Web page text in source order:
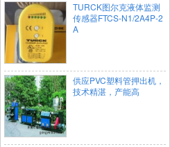
TURCK图尔克液体监测
传感器FTCS-N1/2A4P-2
A
供应PVC塑料管押出机，
技术精湛，产能高